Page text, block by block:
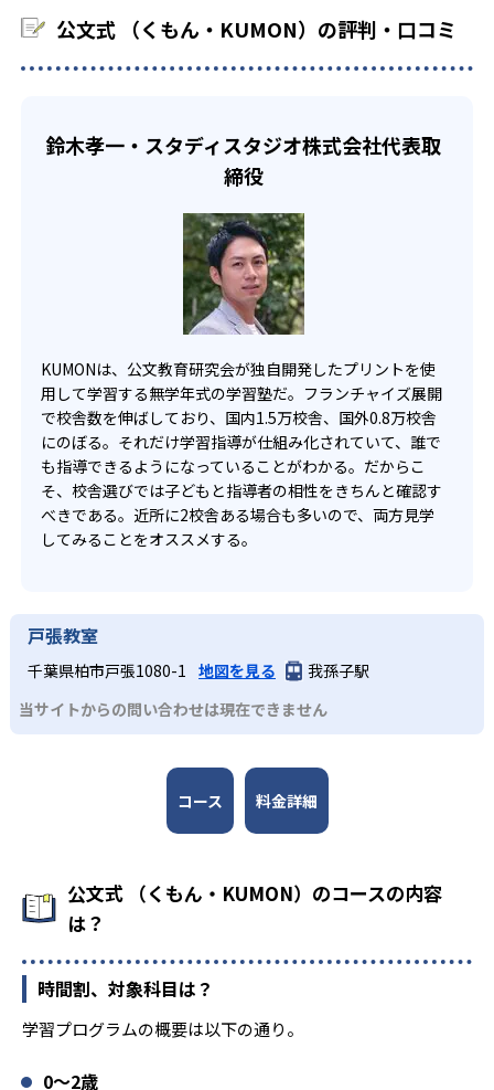
KUMONでは、教室が開いている時間内であれば、何曜日に
い中高生にも通室しやすい。また、教室によっては自宅か
中学生・高校生
部活や習い事と両立したい生徒向け
宿題の量や進め方に関しては、いつでも気軽に相談可能
公文式 （くもん・KUMON）の評判・口コミ
鈴木孝一・スタディスタジオ株式会社代表取
締役
KUMONは、公文教育研究会が独自開発したプリントを使
用して学習する無学年式の学習塾だ。フランチャイズ展開
で校舎数を伸ばしており、国内1.5万校舎、国外0.8万校舎
にのぼる。それだけ学習指導が仕組み化されていて、誰で
も指導できるようになっていることがわかる。だからこ
そ、校舎選びでは子どもと指導者の相性をきちんと確認す
べきである。近所に2校舎ある場合も多いので、両方見学
してみることをオススメする。
戸張教室
千葉県柏市戸張1080-1 地図を見る
我孫子駅
当サイトからの問い合わせは現在できません
コース 料金詳細
公文式 （くもん・KUMON）のコースの内容
は？
時間割、対象科目は？
学習プログラムの概要は以下の通り。
0〜2歳